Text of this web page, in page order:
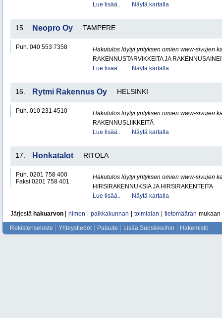
Lue lisää..
Näytä kartalla
15. Neopro Oy TAMPERE
Puh. 040 553 7358
Hakutulos löytyi yrityksen omien www-sivujen
RAKENNUSTARVIKKEITA JA
Lue lisää..
Näytä kartalla
16. Rytmi Rakennus Oy HELSINKI
Puh. 010 231 4510
Hakutulos löytyi yrityksen omien www-sivujen
RAKENNUSLIIKKEITÄ
Lue lisää..
Näytä kartalla
17. Honkatalot RITOLA
Puh. 0201 758 400
Faksi 0201 758 401
Hakutulos löytyi yrityksen omien www-sivujen
HIRSIRAKENNUKSIA JA HIRSIRAKENTEITA
Lue lisää..
Näytä kartalla
Järjestä hakuarvon nimen paikkakunnan toimialan tietomäärän mukaan
Rekisteriseloste Yhteystiedot Palaute Lisää Suosikkeihin Hakemisto